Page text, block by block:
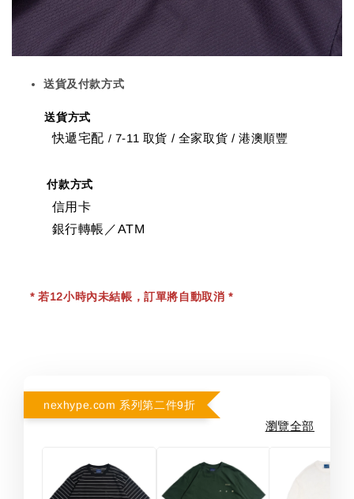
送貨及付款方式
送貨方式
快遞宅配 / 7-11 取貨 / 全家取貨 / 港澳順豐
付款方式
信用卡
銀行轉帳／ATM
* 若12小時內未結帳，訂單將自動取消 *
nexhype.com 系列第二件9折
瀏覽全部